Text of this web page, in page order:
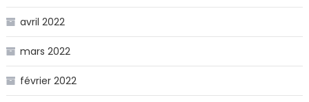
avril 2022
mars 2022
février 2022